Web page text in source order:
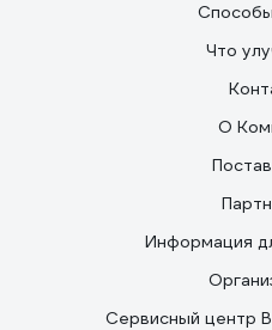
Что
О
Информация
Сервисный центр